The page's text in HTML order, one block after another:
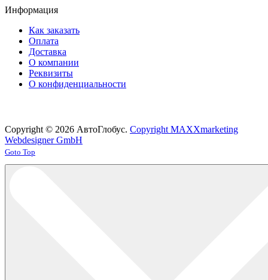
Информация
Как заказать
Оплата
Доставка
О компании
Реквизиты
О конфиденциальности
Copyright © 2026 АвтоГлобус. Copyright MAXXmarketing
Webdesigner GmbH
Joomla! 3 Templates
Goto Top